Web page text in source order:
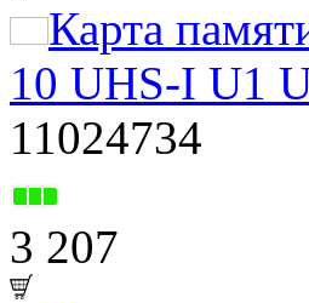
Карта
10 UHS-I U1
11024734
3 207